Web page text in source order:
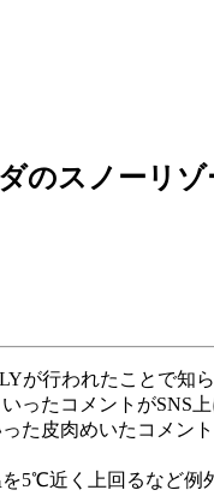
のスノーリゾ
が行われたことで
ったコメントがSNS上
た皮肉めいたコメン
5℃近く上回るなど例